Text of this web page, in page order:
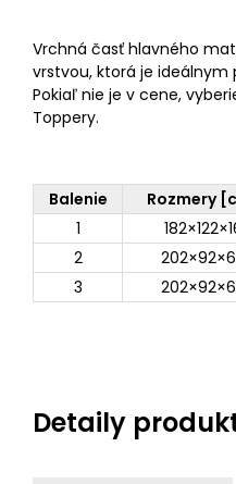
Vrchná časť hlavného
vrstvou, ktorá je
Pokiaľ nie je v cene,
Toppery.
Balenie Rozmery
1
2
3
Detaily